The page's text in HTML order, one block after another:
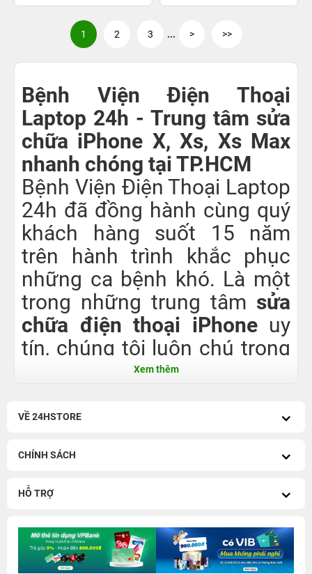
1 2 3 ... > >>
Bệnh Viện Điện Thoại
Laptop 24h - Trung tâm sửa
chữa iPhone X, Xs, Xs Max
nhanh chóng tại TP.HCM
Bệnh Viện Điện Thoại Laptop
24h đã đồng hành cùng quý
khách hàng suốt 15 năm
trên hành trình khắc phục
những ca bệnh khó. Là một
trong những trung tâm sửa
chữa điện thoại iPhoneuy
tín, chúng tôi luôn chú trọng
vào chất lượng sửa chữa
Tất cả những linh kiện được
hàng chính hãng, có nguồn
gốc xuất xứ rõ ràng, chất
Trung tâm chúng tôi nhận
sửa iPhone X, sửa iPhone
Xem thêm
VỀ 24HSTORE
CHÍNH SÁCH
HỖ TRỢ